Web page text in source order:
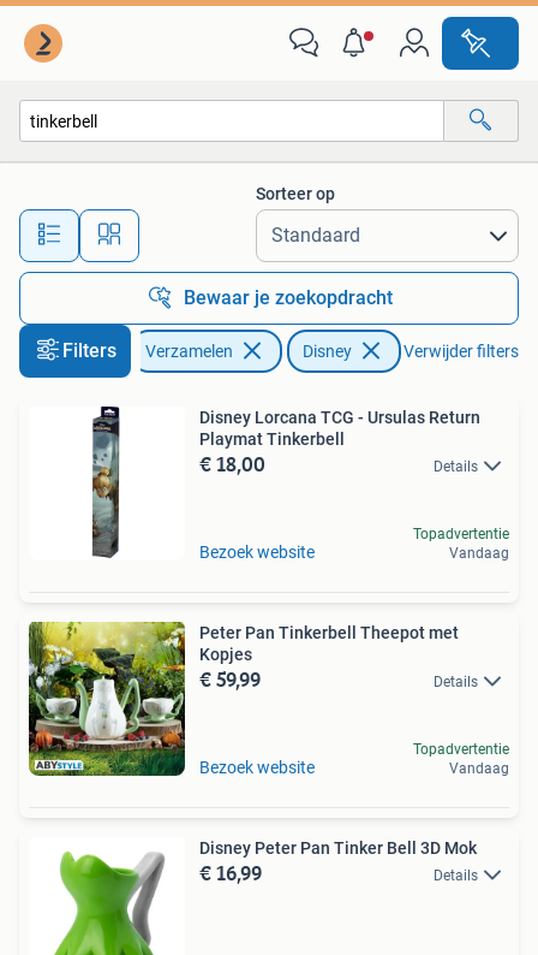
Alle afstanden…
Sorteer op
Bewaar je zoekopdracht
Filters Verzamelen Disney Verwijder filters
Disney Lorcana TCG - Ursulas Return
Playmat Tinkerbell
€ 18,00 Details
Bezoek website
Topadvertentie
Vandaag
Peter Pan Tinkerbell Theepot met
Kopjes
€ 59,99 Details
Bezoek website
Topadvertentie
Vandaag
Disney Peter Pan Tinker Bell 3D Mok
€ 16,99 Details